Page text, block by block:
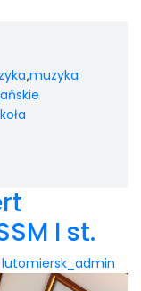
,muzyka
I st.
lutomiersk_admin